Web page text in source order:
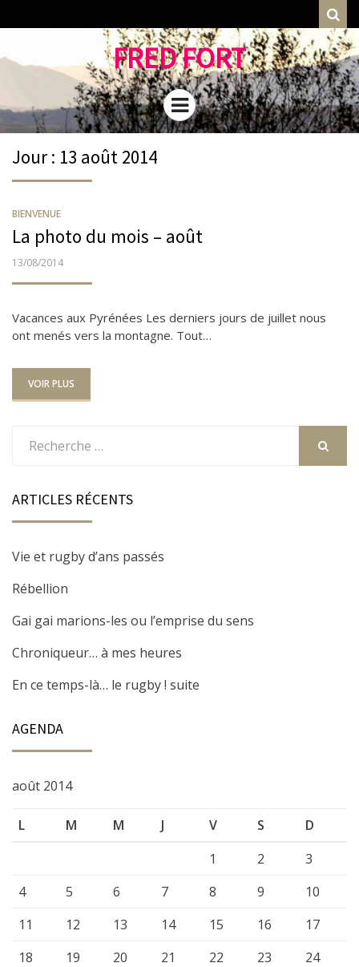
FRED FORT
Menu
Jour : 13 août 2014
BIENVENUE
La photo du mois – août
PUBLIÉ
13/08/2014
Vacances aux Pyrénées Les derniers jours de juillet nous
ont menés vers la montagne. Tout…
VOIR PLUS
ARTICLES RÉCENTS
Vie et rugby d’ans passés
Rébellion
Gai gai marions-les ou l’emprise du sens
Chroniqueur… à mes heures
En ce temps-là… le rugby ! suite
AGENDA
août 2014
L M M J V S
D
1
2
3
4
5 6 7 8 9
10
11
12 13 14 15 16
17
18
19 20 21 22 23
24